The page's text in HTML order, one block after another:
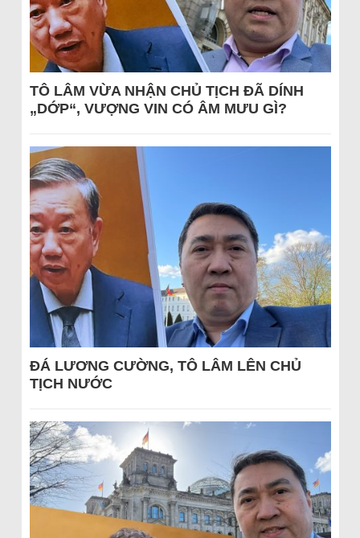
TÔ LÂM VỪA NHẬN CHỦ TỊCH ĐÃ DÍNH
„DỚP“, VƯỢNG VIN CÓ ÂM MƯU GÌ?
ĐÁ LƯƠNG CƯỜNG, TÔ LÂM LÊN CHỦ
TỊCH NƯỚC